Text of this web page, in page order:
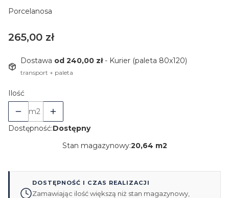
Porcelanosa
Cena
265,00 zł
Dostawa od 240,00 zł- Kurier (paleta 80x120)
transport + paleta
Ilość
m2
Dostępność:Dostępny
Stan magazynowy:20,64 m2
DOSTĘPNOŚĆ I CZAS REALIZACJI
Zamawiając ilość większą niż stan magazynowy,